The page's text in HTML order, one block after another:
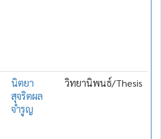
นิตยา
สุจริตผล
จำรูญ
วิทยานิพนธ์/Thesis